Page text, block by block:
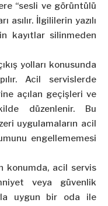
“sesli ve görüntülü
asılır. İlgililerin yazılı
kayıtlar silinmeden
yolları konusunda
Acil servislerde
açılan geçişleri ve
düzenlenir. Bu
uygulamaların acil
engellememesi
konumda, acil servis
veya güvenlik
uygun bir oda ile